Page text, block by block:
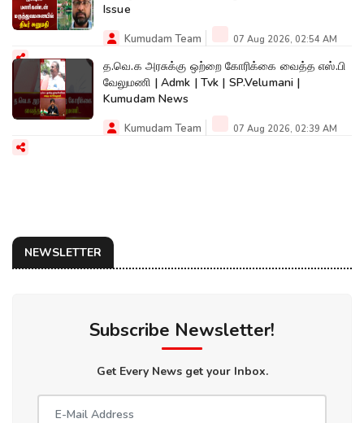
Issue
Kumudam Team 07 Aug 2026, 02:54 AM
த.வெ.க அரசுக்கு ஒற்றை கோரிக்கை வைத்த எஸ்.பி
வேலுமணி | Admk | Tvk | SP.Velumani |
Kumudam News
Kumudam Team 07 Aug 2026, 02:39 AM
NEWSLETTER
Subscribe Newsletter!
Get Every News get your Inbox.